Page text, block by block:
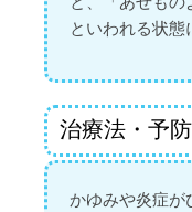
といわれる状態
治療法・予
かゆみや炎症が